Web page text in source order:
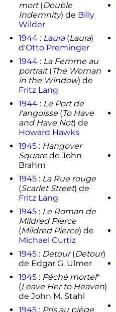
mort(Double
Indemnity) de Billy
Wilder
1944: Laura(Laura)
d'Otto Preminger
1944: La Femme au
portrait(The Woman
in the Window) de
Fritz Lang
1944: Le Port de
l'angoisse(To Have
and Have Not) de
Howard Hawks
1945: Hangover
Squarede John
Brahm
1945: La Rue rouge
(Scarlet Street) de
Fritz Lang
1945: Le Roman de
Mildred Pierce
(Mildred Pierce) de
Michael Curtiz
1945: Detour(Detour)
de Edgar G. Ulmer
1945: Péché mortel*
(Leave Her to Heaven)
de John M. Stahl
1945: Pris au piège